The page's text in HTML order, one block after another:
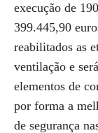
execução de
399.445,90
reabilitados as
ventilação e
elementos de
por forma a
de segurança